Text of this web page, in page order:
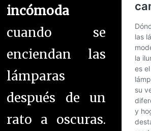
incómoda
cuando se
enciendan las
lámparas
después de un
rato a oscuras.